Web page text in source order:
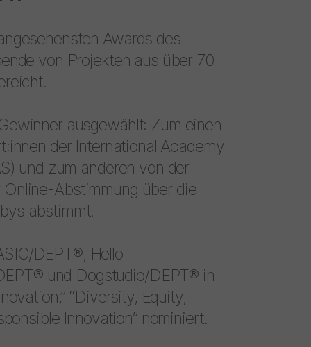
Awards des
von Projekten aus über 70
ausgewählt: Zum einen
der International Academy
und zum anderen von der
Abstimmung über die
abstimmt.
DEPT®, Hello
und Dogstudio/DEPT® in
“Diversity, Equity,
Innovation” nominiert.